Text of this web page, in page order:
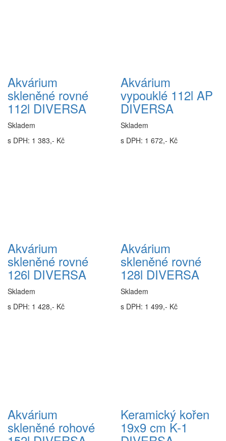
Akvárium
skleněné rovné
112l DIVERSA
Skladem
s DPH: 1 383,- Kč
Akvárium
vypouklé 112l AP
DIVERSA
Skladem
s DPH: 1 672,- Kč
Akvárium
skleněné rovné
126l DIVERSA
Skladem
s DPH: 1 428,- Kč
Akvárium
skleněné rovné
128l DIVERSA
Skladem
s DPH: 1 499,- Kč
Akvárium
skleněné rohové
Keramický kořen
19x9 cm K-1